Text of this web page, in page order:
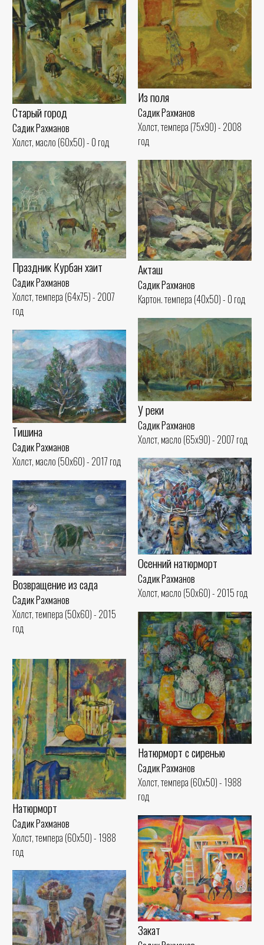
Старый город
Садик Рахманов
Холст, масло (60x50) - 0 год
Из поля
Садик Рахманов
Холст, темпера (75x90) - 2008
год
Акташ
Садик Рахманов
Картон. темпера (40x50) - 0 год
Праздник Курбан хаит
Садик Рахманов
Холст, темпера (64x75) - 2007
год
У реки
Садик Рахманов
Холст, масло (65x90) - 2007 год
Тишина
Садик Рахманов
Холст, масло (50x60) - 2017 год
Осенний натюрморт
Садик Рахманов
Холст, масло (50x60) - 2015 год
Возвращение из сада
Садик Рахманов
Холст, темпера (50x60) - 2015
год
Натюрморт с сиренью
Садик Рахманов
Холст, темпера (60x50) - 1988
год
Натюрморт
Садик Рахманов
Холст, темпера (60x50) - 1988
год
Закат